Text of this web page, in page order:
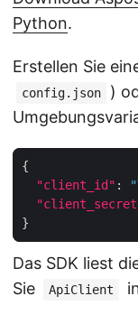
Python.
Erstellen Sie
config.json
)
"client_id" :
Das SDK liest
Sie
ApiClient